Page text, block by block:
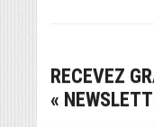
RECEVEZ
«